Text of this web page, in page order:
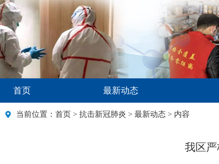
首页 最新动态
当前位置： 首页 > 抗击新冠肺炎 > 最新动态 > 内容
我区